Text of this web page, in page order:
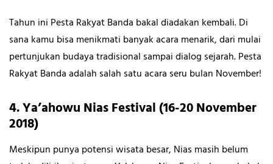
Tahun ini Pesta Rakyat Banda bakal diadakan kembali. Di
sana kamu bisa menikmati banyak acara menarik, dari mulai
pertunjukan budaya tradisional sampai dialog sejarah. Pesta
Rakyat Banda adalah salah satu acara seru bulan November!
4. Ya’ahowu Nias Festival (16-20 November
2018)
Meskipun punya potensi wisata besar, Nias masih belum